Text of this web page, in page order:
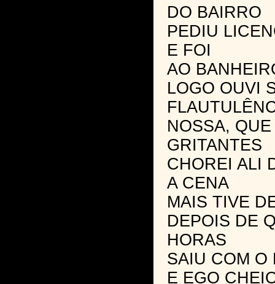
DO BAIRRO
PEDIU
E FOI
AO
LOGO OUVI
NOSSA,
GRITANTES
CHOREI ALI
A CENA
MAIS TIVE
DEPOIS DE
HORAS
SAIU COM O
E EGO